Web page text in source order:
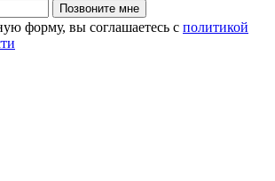
Позвоните мне
форму, вы соглашаетесь с политикой